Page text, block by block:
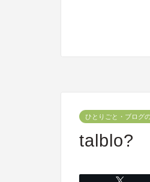
ひとりごと・ブログ
talblo?